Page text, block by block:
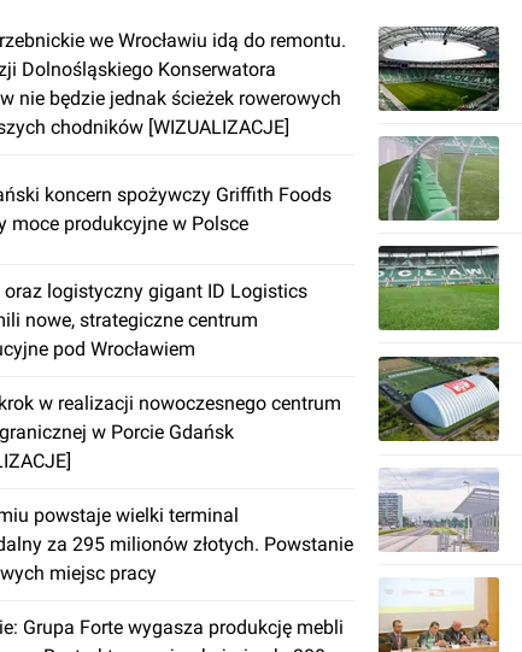
we Wrocławiu idą do remontu.
Dolnośląskiego Konserwatora
nie będzie jednak ścieżek rowerowych
chodników [WIZUALIZACJE]
koncern spożywczy Griffith Foods
moce produkcyjne w Polsce
oraz logistyczny gigant ID Logistics
nowe, strategiczne centrum
pod Wrocławiem
w realizacji nowoczesnego centrum
w Porcie Gdańsk
powstaje wielki terminal
za 295 milionów złotych. Powstanie
miejsc pracy
Grupa Forte wygasza produkcję mebli